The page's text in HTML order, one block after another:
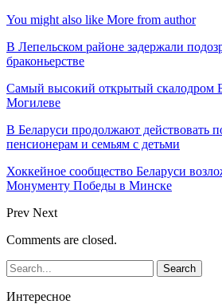
You might also like More from author
В Лепельском районе задержали
браконьерстве
Самый высокий открытый скалодром
Могилеве
В Беларуси продолжают действовать
пенсионерам и семьям с детьми
Хоккейное сообщество Беларуси
Монументу Победы в Минске
Prev Next
Comments are closed.
Интересное